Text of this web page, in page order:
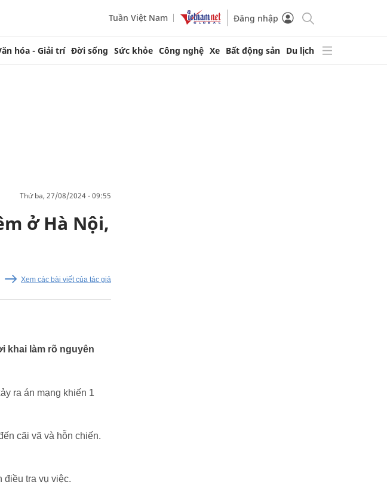
Tuần Việt Nam Đăng nhập
hóa - Giải trí Đời sống Sức khỏe Công nghệ Xe Bất động sản Du lịch
thứ ba, 27/08/2024 - 09:55
ở Hà Nội,
Xem các bài viết của tác giả
khai làm rõ nguyên
ra án mạng khiến 1
cãi vã và hỗn chiến.
điều tra vụ việc.